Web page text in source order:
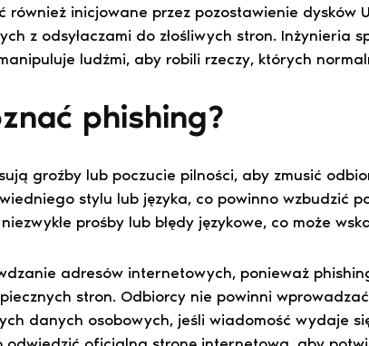
również inicjowane przez pozostawienie dysków
z odsyłaczami do złośliwych stron. Inżynieria
ludźmi, aby robili rzeczy, których
phishing?
groźby lub poczucie pilności, aby zmusić
stylu lub języka, co powinno wzbudzić
prośby lub błędy językowe, co może
adresów internetowych, ponieważ
stron. Odbiorcy nie powinni
danych osobowych, jeśli wiadomość wydaje